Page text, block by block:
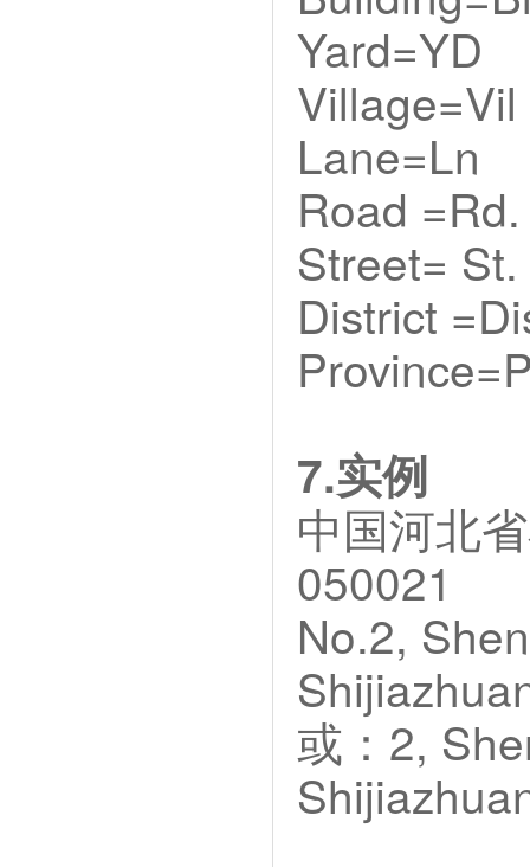
Yard=YD
Village=Vil
Lane=Ln
Road =Rd.
Street= St.
District
7.实例
中国河北
050021
No.2,
或：2,